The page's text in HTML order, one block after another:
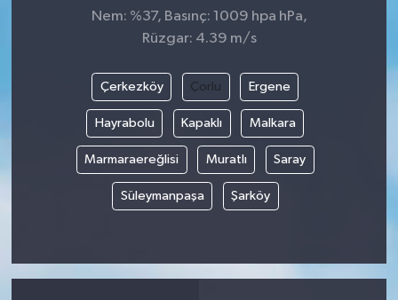
Nem: %37, Basınç: 1009 hpa hPa,
Rüzgar: 4.39 m/s
Çerkezköy Çorlu Ergene
Hayrabolu Kapaklı Malkara
Marmaraereğlisi Muratlı Saray
Süleymanpaşa Şarköy